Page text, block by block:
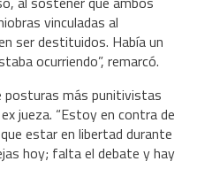
vinculadas al
ser destituidos. Había un
ocurriendo”, remarcó.
posturas más punitivistas
jueza. “Estoy en contra de
estar en libertad durante
hoy; falta el debate y hay